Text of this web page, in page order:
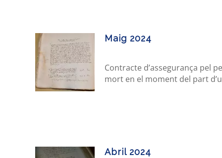
Maig 2024
Contracte d’assegurança pel
mort en el moment del part
Abril 2024